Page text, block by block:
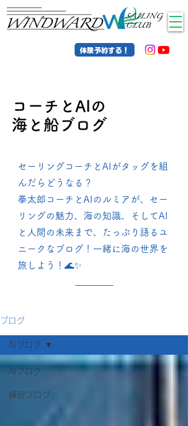
体験予約する！
コーチとAIの
海と船ブログ
セーリングコーチとAIがタッグを組
んだらどうなる？
拳太郎コーチとAIのルミアが、セー
リングの魅力、海の知識、そしてAI
と人間の未来まで、たっぷり語るユ
ニークなブログ！一緒に海の世界を
旅しよう！🌊✨
ブログ
AIブログ
練習ブログ
AIブログ